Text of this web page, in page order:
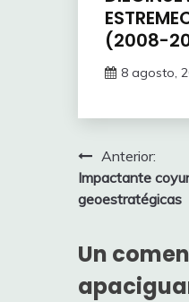
(2008-
8 agosto,
de
Anterior:
Impactante
geoestratégicas
Un